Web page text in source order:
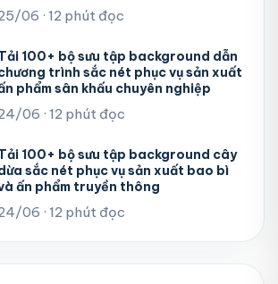
06 · 12 phút đọc
100+ bộ sưu tập background dẫn
trình sắc nét phục vụ sản xuất
phẩm sân khấu chuyên nghiệp
06 · 12 phút đọc
100+ bộ sưu tập background cây
sắc nét phục vụ sản xuất bao bì
ấn phẩm truyền thông
06 · 12 phút đọc